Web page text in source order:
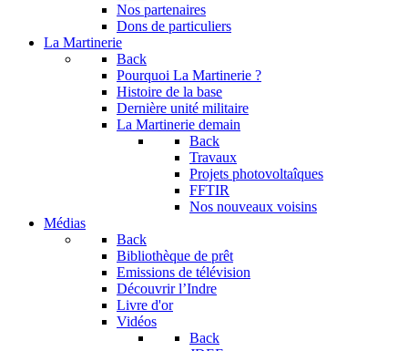
Nos partenaires
Dons de particuliers
La Martinerie
Back
Pourquoi La Martinerie ?
Histoire de la base
Dernière unité militaire
La Martinerie demain
Back
Travaux
Projets photovoltaîques
FFTIR
Nos nouveaux voisins
Médias
Back
Bibliothèque de prêt
Emissions de télévision
Découvrir l’Indre
Livre d'or
Vidéos
Back